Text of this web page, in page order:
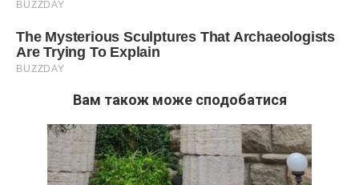
Як ви вважаєте, чи можна пробачити такий вчинок матері?
Чи є якась межа, після якої родинні зв’язки просто
анулюються? Чи варто намагатися зрозуміти її старість,
чи краще назавжди викреслити цю людину зі свого
серця, щоб не отруювати себе далі? А як би ви вчинили,
Вам також може сподобатися